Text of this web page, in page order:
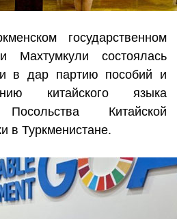
государственном
Махтумкули состоялась
в дар партию пособий и
китайского языка
Посольства Китайской
в Туркменистане.